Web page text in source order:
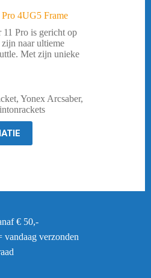
4UG5 Frame
11 Pro is gericht op
naar ultieme
Met zijn unieke
, Yonex Arcsaber,
€ 50,-
vandaag verzonden